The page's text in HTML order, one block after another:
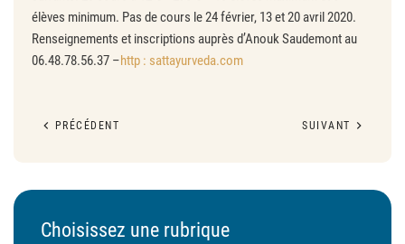
élèves minimum. Pas de cours le 24 février, 13 et 20 avril 2020.
Renseignements et inscriptions auprès d’Anouk Saudemont au
06.48.78.56.37 –http : sattayurveda.com
PRÉCÉDENT SUIVANT
Choisissez une rubrique